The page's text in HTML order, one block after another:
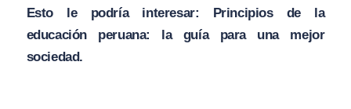
Esto le podría interesar: Principios de la
educación peruana: la guía para una mejor
sociedad.